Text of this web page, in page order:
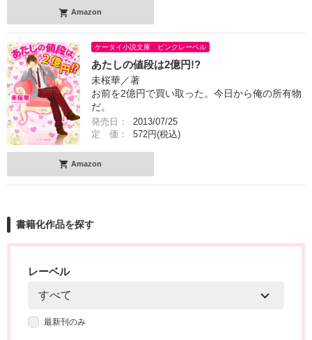
Amazon
ケータイ小説文庫 ピンクレーベル
あたしの値段は2億円!?
未桜華／著
お前を2億円で買い取った。今日から俺の所有物
だ。
発売日：
2013/07/25
定 価：
572円(税込)
Amazon
書籍化作品を探す
レーベル
最新刊のみ